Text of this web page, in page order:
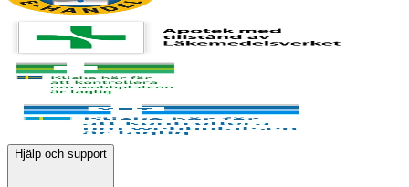
Hjälp och support